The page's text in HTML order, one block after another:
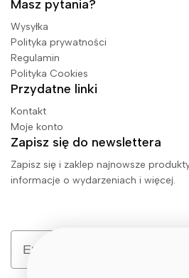
Masz pytania?
Wysyłka
Polityka prywatności
Regulamin
Polityka Cookies
Przydatne linki
Kontakt
Moje konto
Zapisz się do newslettera
Zapisz się i zaklep najnowsze
informacje o wydarzeniach i więcej.
Email